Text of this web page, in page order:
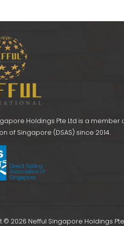
Holdings Pte Ltd is a member
of Singapore (DSAS) since 2014.
© 2026 Nefful Singapore Holdings